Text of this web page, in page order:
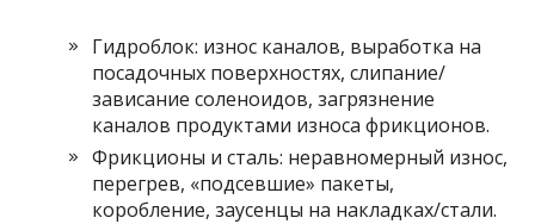
Гидроблок: износ каналов, выработка на
посадочных поверхностях, слипание/
зависание соленоидов, загрязнение
каналов продуктами износа фрикционов.
Фрикционы и сталь: неравномерный износ,
перегрев, «подсевшие» пакеты,
коробление, заусенцы на накладках/стали.